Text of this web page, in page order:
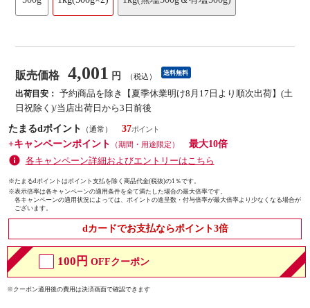
販売価格 4,001 円 （税込） 送料無料
出荷目安： 予約商品を除き【夏季休業明け8月17日より順次出荷】(土
日祝除く)/当店出荷日から3日前後
たまるdポイント
（通常）
37
+キャンペーンポイント
（期間・用途限定）
最大10倍
各キャンペーン詳細およびエントリーはこちら
※たまるdポイントはポイント支払を除く商品代金(税抜)の1％です。
※表示倍率は各キャンペーンの適用条件を全て満たした場合の最大倍率です。
各キャンペーンの適用状況によっては、ポイントの進呈数・付与倍率が最大倍率より少なくなる場合が
ございます。
dカードでお支払ならポイント3倍
100円 OFFクーポン
※クーポン適用後の費用は決済画面で確認できます